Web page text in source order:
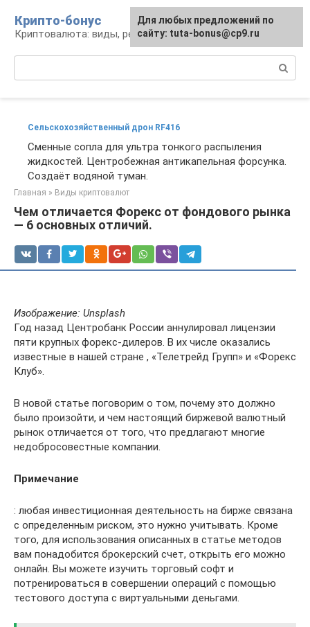
контенту
Крипто-бонус
Криптовалюта: виды, ресурсы, новости
Сельскохозяйственный дрон RF416
Сменные сопла для ультра тонкого распыления
жидкостей. Центробежная антикапельная форсунка.
Создаёт водяной туман.
Главная » Виды криптовалют
Чем отличается Форекс от фондового рынка
— 6 основных отличий.
Изображение: Unsplash
Год назад Центробанк России аннулировал лицензии
пяти крупных форекс-дилеров. В их числе оказались
известные в нашей стране , «Телетрейд Групп» и «Форекс
Клуб».
В новой статье поговорим о том, почему это должно
было произойти, и чем настоящий биржевой валютный
рынок отличается от того, что предлагают многие
недобросовестные компании.
Примечание
: любая инвестиционная деятельность на бирже связана
с определенным риском, это нужно учитывать. Кроме
того, для использования описанных в статье методов
вам понадобится брокерский счет, открыть его можно
онлайн. Вы можете изучить торговый софт и
потренироваться в совершении операций с помощью
тестового доступа с виртуальными деньгами.
Для любых предложений по
сайту: tuta-bonus@cp9.ru